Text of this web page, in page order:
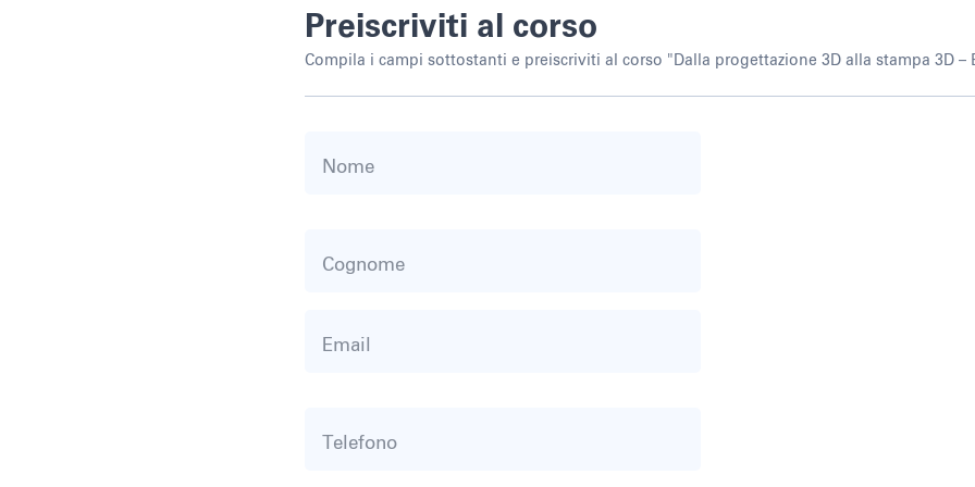
Preiscriviti al corso
Compila i campi sottostanti e preiscriviti al corso "Dalla progettazione 3D alla stampa 3D –